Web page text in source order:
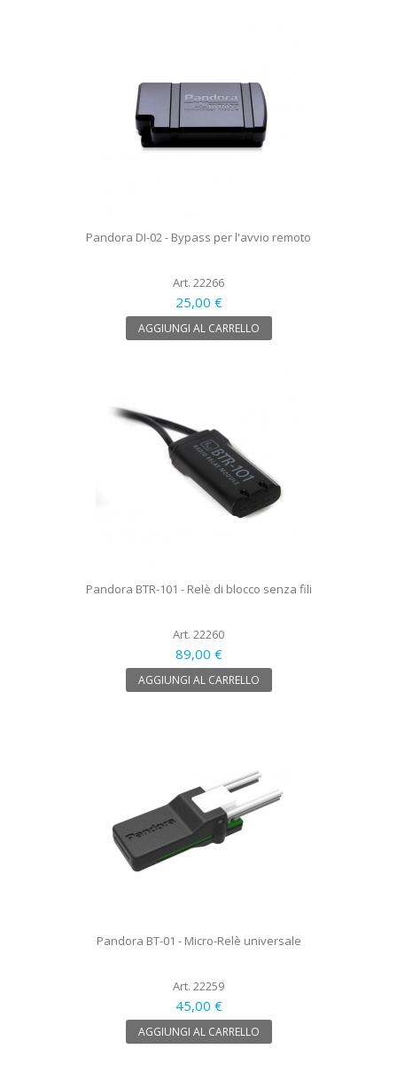
Pandora DI-02 - Bypass per l'avvio remoto
Art. 22266
25,00 €
AGGIUNGI AL CARRELLO
Pandora BTR-101 - Relè di blocco senza fili
Art. 22260
89,00 €
AGGIUNGI AL CARRELLO
Pandora BT-01 - Micro-Relè universale
Art. 22259
45,00 €
AGGIUNGI AL CARRELLO